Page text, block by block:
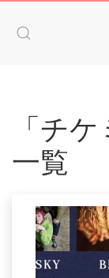
「チ
一覧